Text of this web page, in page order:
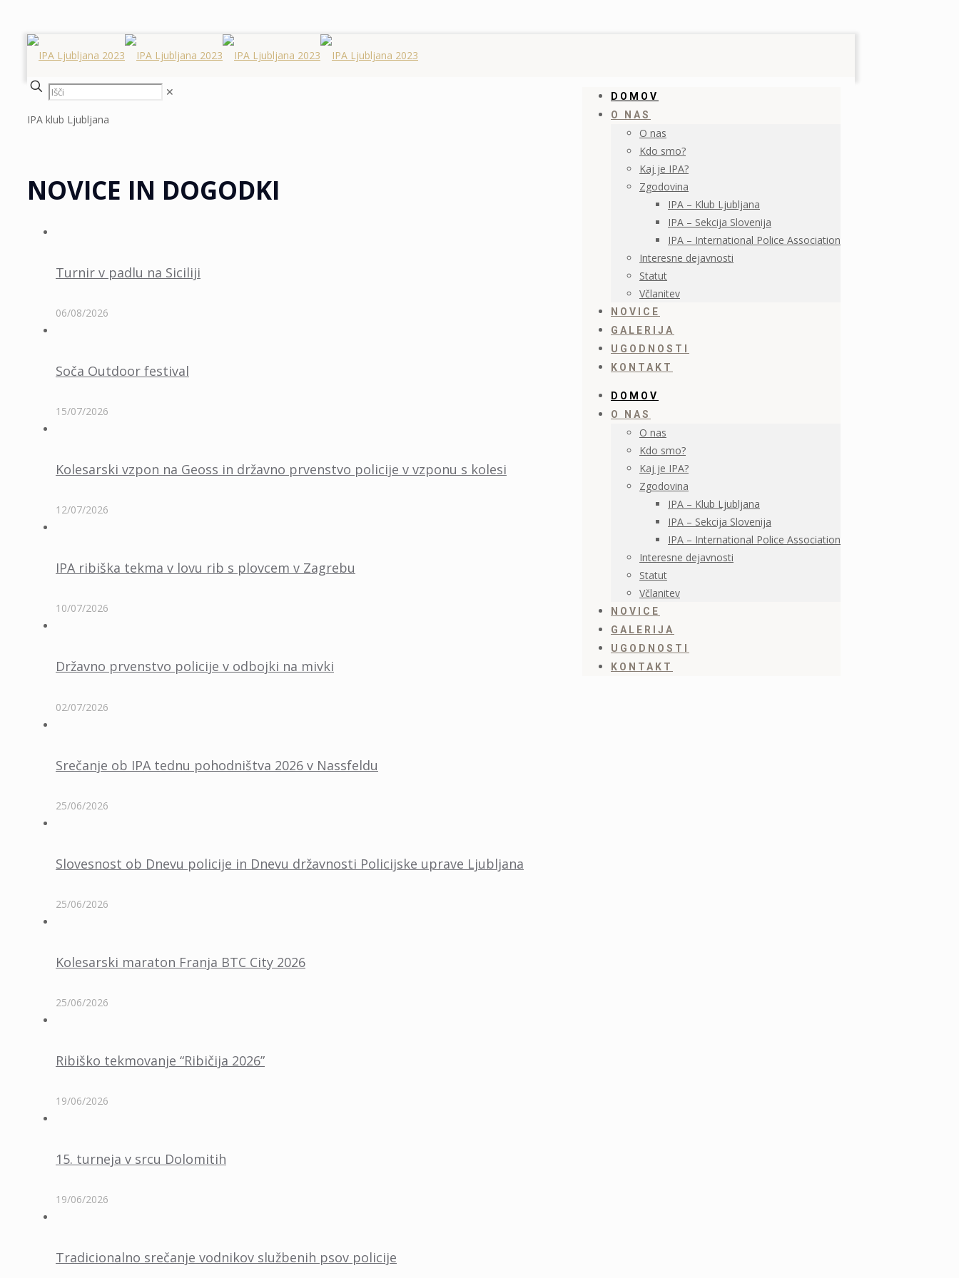
DOMOV
O NAS
O nas
Kdo smo?
Kaj je IPA?
Zgodovina
IPA – Klub Ljubljana
IPA – Sekcija Slovenija
IPA – International Police Association
Interesne dejavnosti
Statut
Včlanitev
NOVICE
GALERIJA
UGODNOSTI
KONTAKT
DOMOV
O NAS
O nas
Kdo smo?
Kaj je IPA?
Zgodovina
IPA – Klub Ljubljana
IPA – Sekcija Slovenija
IPA – International Police Association
Interesne dejavnosti
Statut
Včlanitev
NOVICE
GALERIJA
UGODNOSTI
KONTAKT
✕
IPA klub Ljubljana
NOVICE IN DOGODKI
Turnir v padlu na Siciliji
06/08/2026
Soča Outdoor festival
15/07/2026
Kolesarski vzpon na Geoss in državno prvenstvo policije v vzponu s kolesi
12/07/2026
IPA ribiška tekma v lovu rib s plovcem v Zagrebu
10/07/2026
Državno prvenstvo policije v odbojki na mivki
02/07/2026
Srečanje ob IPA tednu pohodništva 2026 v Nassfeldu
25/06/2026
Slovesnost ob Dnevu policije in Dnevu državnosti Policijske uprave Ljubljana
25/06/2026
Kolesarski maraton Franja BTC City 2026
25/06/2026
Ribiško tekmovanje “Ribičija 2026”
19/06/2026
15. turneja v srcu Dolomitih
19/06/2026
Tradicionalno srečanje vodnikov službenih psov policije